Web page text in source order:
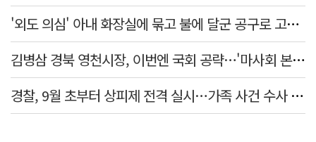
'외도 의심' 아내 화장실에 묶고 불에 달군 공구로 고문…남편 검거
김병삼 경북 영천시장, 이번엔 국회 공략…'마사회 본사 이전·광역교통망 확충' 요청
경찰, 9월 초부터 상피제 전격 실시…가족 사건 수사 못해